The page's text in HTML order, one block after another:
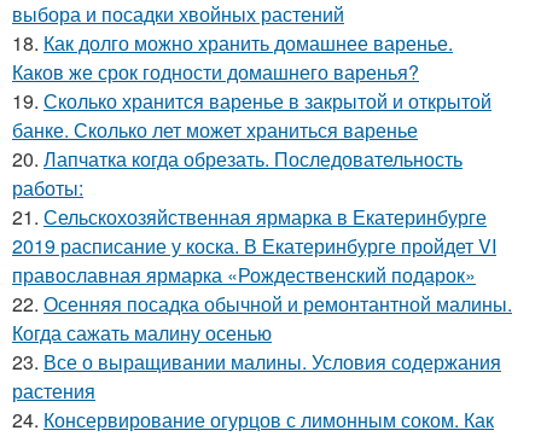
выбора и посадки хвойных растений
18. Как долго можно хранить домашнее варенье.
Каков же срок годности домашнего варенья?
19. Сколько хранится варенье в закрытой и открытой
банке. Сколько лет может храниться варенье
20. Лапчатка когда обрезать. Последовательность
работы:
21. Сельскохозяйственная ярмарка в Екатеринбурге
2019 расписание у коска. В Екатеринбурге пройдет VI
православная ярмарка «Рождественский подарок»
22. Осенняя посадка обычной и ремонтантной малины.
Когда сажать малину осенью
23. Все о выращивании малины. Условия содержания
растения
24. Консервирование огурцов с лимонным соком. Как